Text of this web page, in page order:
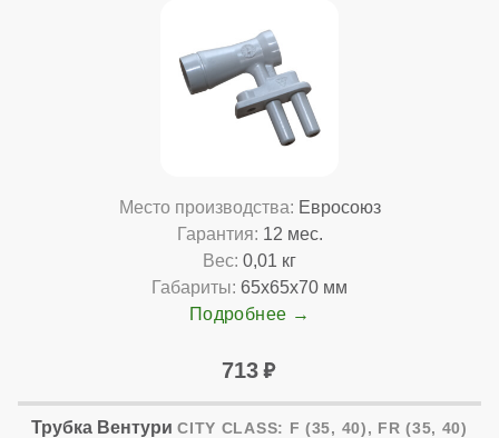
Место производства: Евросоюз
Гарантия: 12 мес.
Вес: 0,01 кг
Габариты: 65x65x70 мм
Подробнее
713
Трубка Вентури CITY CLASS: F (35, 40), FR (35, 40)